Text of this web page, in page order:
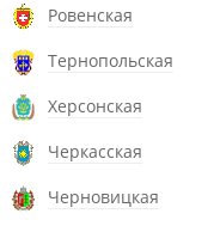
Ровенская
Тернопольская
Херсонская
Черкасская
Черновицкая